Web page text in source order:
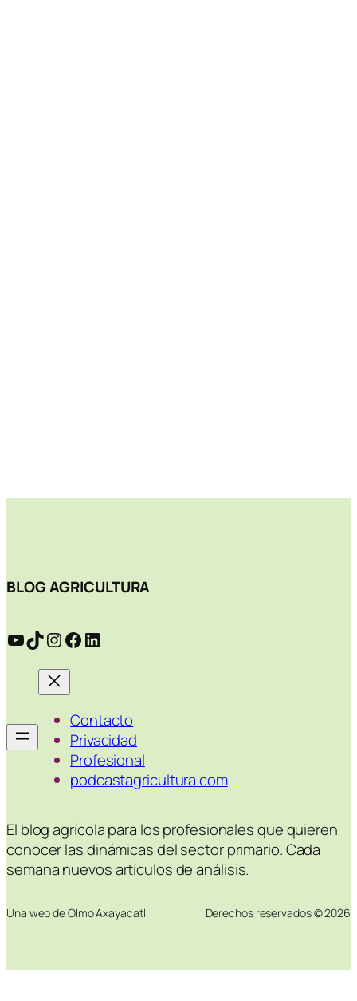
BLOG AGRICULTURA
YouTube
TikTok
Instagram
Facebook
LinkedIn
Contacto
Privacidad
Profesional
podcastagricultura.com
El blog agrícola para los profesionales que quieren
conocer las dinámicas del sector primario. Cada
semana nuevos artículos de análisis.
Una web de Olmo Axayacatl Derechos reservados © 2026